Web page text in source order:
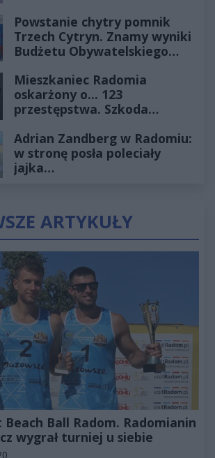
Powstanie chytry pomnik
Trzech Cytryn. Znamy wyniki
Budżetu Obywatelskiego
Mieszkaniec Radomia
oskarżony o... 123
przestępstwa. Szkoda
złotych
Adrian Zandberg w Radomiu:
w stronę posła poleciały
jajka…
ARTYKUŁY
Ball Radom. Radomianin
wygrał turniej u siebie